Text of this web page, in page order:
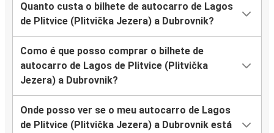
Quanto custa o bilhete de autocarro de Lagos
de Plitvice (Plitvička Jezera) a Dubrovnik?
Como é que posso comprar o bilhete de
autocarro de Lagos de Plitvice (Plitvička
Jezera) a Dubrovnik?
Onde posso ver se o meu autocarro de Lagos
de Plitvice (Plitvička Jezera) a Dubrovnik está